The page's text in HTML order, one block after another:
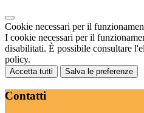
Cookie necessari per il
I cookie necessari per il
disabilitati. È possibile consultare
policy.
Accetta tutti Salva le preferenze
Contatti